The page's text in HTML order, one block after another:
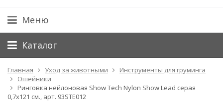
Меню
Каталог
Главная Уход за животными
Инструменты для груминга
Ошейники
Ринговка нейлоновая Show Tech Nylon Show Lead серая
0,7x121 cм., арт. 93STE012